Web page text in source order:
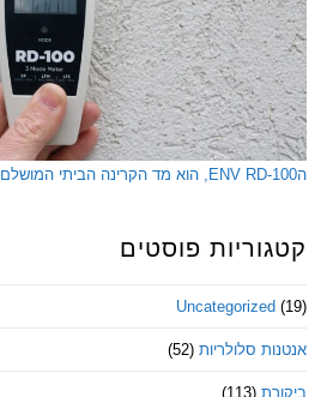
פוסטים
סלולריות (52)